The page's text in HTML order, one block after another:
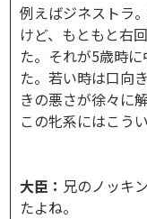
例えばジネストラ
けど、もともと右
た。それが5歳時
た。若い時は口向
きの悪さが徐々に
この牝系にはこう
大臣： 兄のノッキ
たよね。